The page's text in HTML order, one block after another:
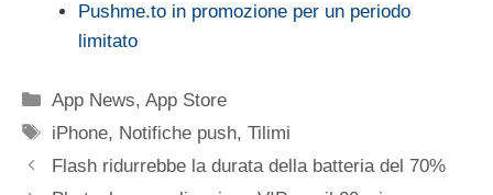
Pushme.to in promozione per un periodo
limitato
Categorie
App News,App Store
Tag
iPhone, Notifiche push,Tilimi
Flash ridurrebbe la durata della batteria del 70%